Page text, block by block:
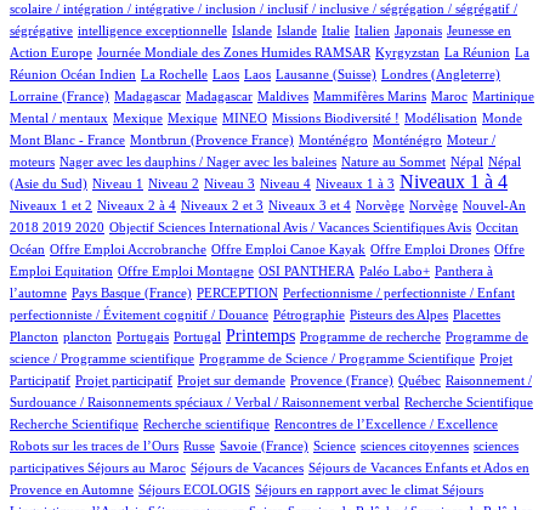
scolaire / intégration / intégrative / inclusion / inclusif / inclusive / ségrégation / ségrégatif /
ségrégative
1/516 intelligence exceptionnelle
6/516 Islande
5/516 Islande
1/516 Italie
27/516 Italien
4/516 Japonais
2/516
Jeunesse en
Action Europe
5/516 Journée Mondiale des Zones Humides RAMSAR
33/516 Kyrgyzstan
5/516 La Réunion
4/516
La
Réunion Océan Indien
1/516 La Rochelle
1/516 Laos
1/516 Laos
2/516 Lausanne (Suisse)
58/516 Londres (Angleterre)
1/516
Lorraine (France)
7/516 Madagascar
7/516 Madagascar
2/516 Maldives
1/516 Mammifères Marins
4/516 Maroc
12/516 Martinique
1/516
Mental / mentaux
1/516 Mexique
1/516 Mexique
12/516 MINEO
21/516 Missions Biodiversité !
1/516 Modélisation
3/516 Monde
1/516
Mont Blanc - France
4/516 Montbrun (Provence France)
3/516 Monténégro
3/516 Monténégro
1/516
Moteur /
moteurs
1/516 Nager avec les dauphins / Nager avec les baleines
2/516 Nature au Sommet
7/516 Népal
7/516
Népal
(Asie du Sud)
8/516 Niveau 1
10/516 Niveau 2
7/516 Niveau 3
46/516 Niveau 4
41/516 Niveaux 1 à 3
240/516 Niveaux 1 à 4
7/516
Niveaux 1 et 2
36/516 Niveaux 2 à 4
4/516 Niveaux 2 et 3
99/516 Niveaux 3 et 4
2/516 Norvège
2/516 Norvège
12/516
Nouvel-An
2018 2019 2020
1/516 Objectif Sciences International Avis / Vacances Scientifiques Avis
6/516 Occitan
65/516
Océan
1/516Offre Emploi Accrobranche
1/516 Offre Emploi Canoe Kayak
1/516 Offre Emploi Drones
1/516
Offre
Emploi Equitation
1/516 Offre Emploi Montagne
37/516 OSI PANTHERA
34/516 Paléo Labo+
36/516
Panthera à
l’automne
3/516 Pays Basque (France)
24/516 PERCEPTION
1/516
Perfectionnisme / perfectionniste / Enfant
perfectionniste / Évitement cognitif / Douance
1/516 Pétrographie
6/516 Pisteurs des Alpes
3/516 Placettes
1/516
Plancton
1/516 plancton
8/516 Portugais
1/516 Portugal
230/516 Printemps
1/516 Programme de recherche
1/516
Programme de
science / Programme scientifique
2/516 Programme de Science / Programme Scientifique
1/516
Projet
Participatif
1/516 Projet participatif
12/516 Projet sur demande
31/516 Provence (France)
3/516 Québec
1/516
Raisonnement /
Surdouance / Raisonnements spéciaux / Verbal / Raisonnement verbal
1/516 Recherche Scientifique
1/516
Recherche Scientifique
1/516 Recherche scientifique
1/516 Rencontres de l’Excellence / Excellence
3/516
Robots sur les traces de l’Ours
33/516 Russe
3/516 Savoie (France)
2/516 Science
1/516 sciences citoyennes
1/516
sciences
participatives
1/516 Séjours au Maroc
32/516 Séjours de Vacances
22/516
Séjours de Vacances Enfants et Ados en
Provence en Automne
3/516 Séjours ECOLOGIS
10/516 Séjours en rapport avec le climat
64/516
Séjours